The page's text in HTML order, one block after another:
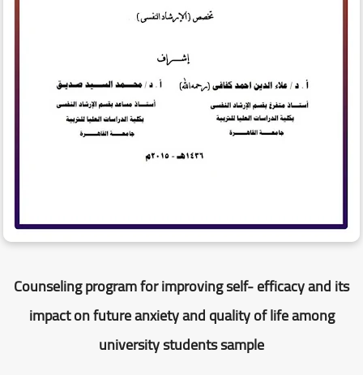
Counseling program for improving self- efficacy and its
impact on future anxiety and quality of life among
university students sample